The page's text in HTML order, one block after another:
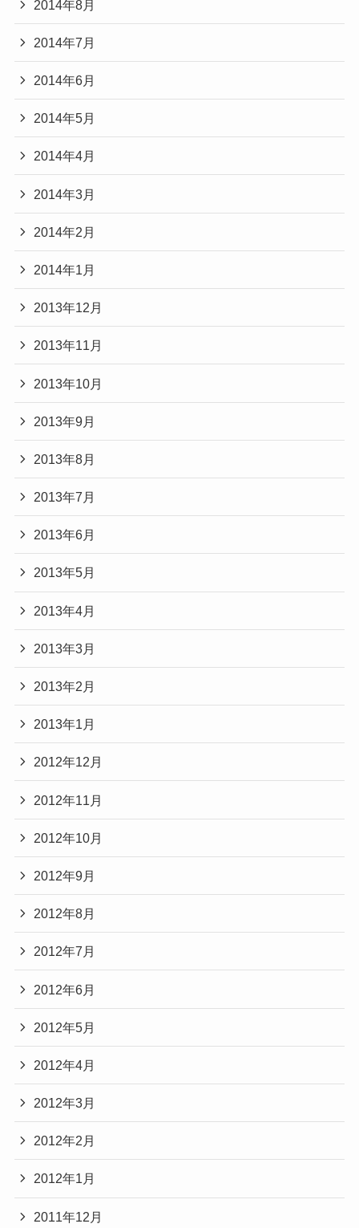
2014年8月
2014年7月
2014年6月
2014年5月
2014年4月
2014年3月
2014年2月
2014年1月
2013年12月
2013年11月
2013年10月
2013年9月
2013年8月
2013年7月
2013年6月
2013年5月
2013年4月
2013年3月
2013年2月
2013年1月
2012年12月
2012年11月
2012年10月
2012年9月
2012年8月
2012年7月
2012年6月
2012年5月
2012年4月
2012年3月
2012年2月
2012年1月
2011年12月